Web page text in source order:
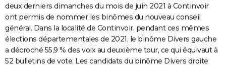
Se connecter
Entreprises
Service militaire
Avis de recherche
AVIS DE DÉCÈS
FORUM
Bricolage
Lifestyle
Culture
Sport
Auto
Television
Voyage
Cinema
deux derniers dimanches du mois de juin 2021 à Continvoir
ont permis de nommer les binômes du nouveau conseil
général. Dans la localité de Continvoir, pendant ces mêmes
élections départementales de 2021, le binôme Divers gauche
a décroché 55,9 % des voix au deuxième tour, ce qui équivaut à
52 bulletins de vote. Les candidats du binôme Divers droite